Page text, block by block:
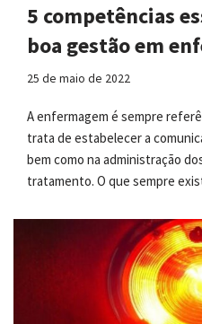
5 competências
boa gestão em
25 de maio de 2022
A enfermagem é sempre
trata de estabelecer a
bem como na administração
tratamento. O que sempre